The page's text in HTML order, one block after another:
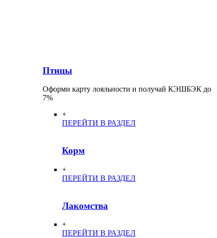
Птицы
Оформи карту лояльности и получай КЭШБЭК до
7%
+
ПЕРЕЙТИ В РАЗДЕЛ
Корм
+
ПЕРЕЙТИ В РАЗДЕЛ
Лакомства
+
ПЕРЕЙТИ В РАЗДЕЛ